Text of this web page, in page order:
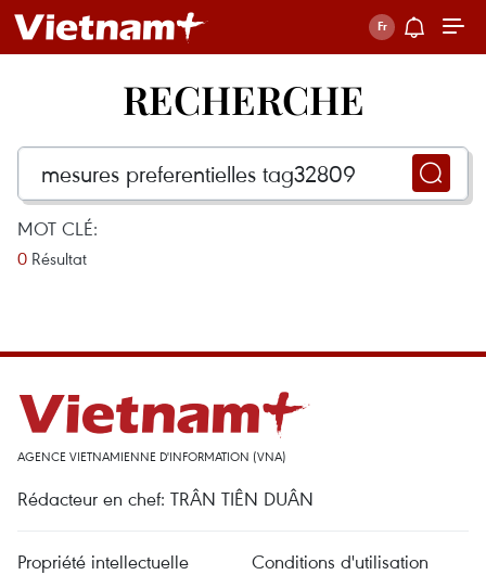
RECHERCHE
MOT CLÉ:
0 Résultat
AGENCE VIETNAMIENNE D'INFORMATION (VNA)
Rédacteur en chef: TRÂN TIÊN DUÂN
Propriété intellectuelle
Conditions d'utilisation